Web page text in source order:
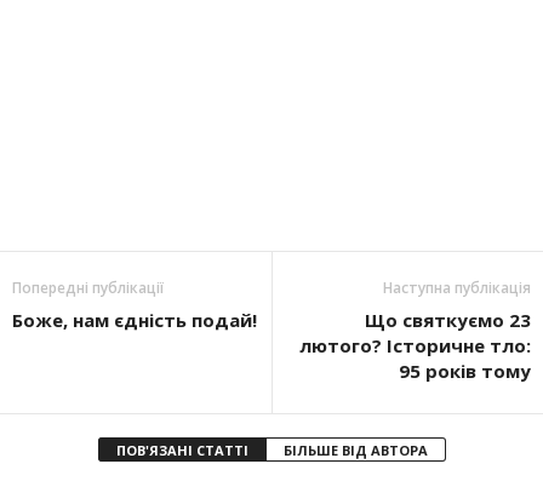
Попередні публікації
Боже, нам єдність подай!
Наступна публікація
Що святкуємо 23
лютого? Історичне тло:
95 років тому
ПОВ'ЯЗАНІ СТАТТІ БІЛЬШЕ ВІД АВТОРА